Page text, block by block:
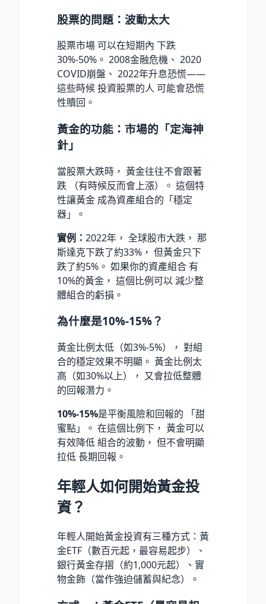
股票的問題：波動太大
股票市場 可以在短期內 下跌
30%-50%。 2008金融危機、 2020
COVID崩盤、 2022年升息恐慌——
這些時候 投資股票的人 可能會恐慌
性贖回。
黃金的功能：市場的「定海神
針」
當股票大跌時， 黃金往往不會跟著
跌 （有時候反而會上漲）。 這個特
性讓黃金 成為資產組合的「穩定
器」。
實例： 2022年， 全球股市大跌， 那
斯達克下跌了約33%， 但黃金只下
跌了約5%。 如果你的資產組合 有
10%的黃金， 這個比例可以 減少整
體組合的虧損。
為什麼是10%-15%？
黃金比例太低（如3%-5%）， 對組
合的穩定效果不明顯。 黃金比例太
高（如30%以上）， 又會拉低整體
的回報潛力。
10%-15%是平衡風險和回報的 「甜
蜜點」。 在這個比例下， 黃金可以
有效降低 組合的波動， 但不會明顯
拉低 長期回報。
年輕人如何開始黃金投
資？
年輕人開始黃金投資有三種方式：黃
金ETF（數百元起，最容易起步）、
銀行黃金存摺（約1,000元起）、實
物金飾（當作強迫儲蓄與紀念）。